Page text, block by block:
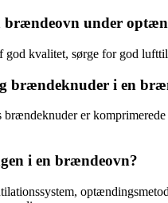
brændeovn under
kvalitet, sørge for god
brændeknuder i en
er
i en brændeovn?